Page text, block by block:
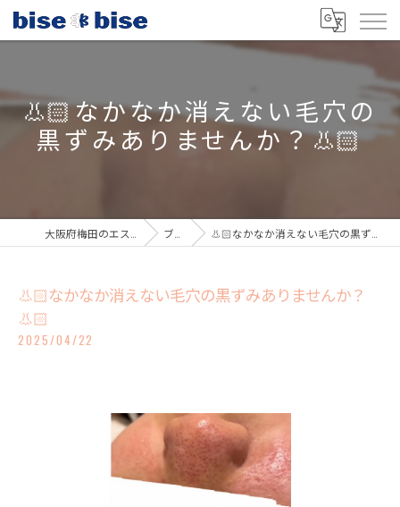
👃🏻なかなか消えない毛穴の
黒ずみありませんか？👃🏻
大阪府梅田のエステならbisebise ブログ 👃🏻なかなか消えない毛穴の黒ずみありませんか？👃🏻
👃🏻なかなか消えない毛穴の黒ずみありませんか？
👃🏻
2025/04/22